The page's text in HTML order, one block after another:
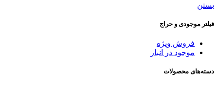
بستن
فیلتر موجودی و حراج
فروش ویژه
موجود در انبار
دسته‌های محصولات